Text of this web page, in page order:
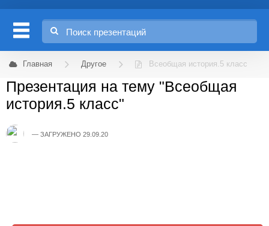
Главная Другое Всеобщая история.5 класс
Презентация на тему "Всеобщая
история.5 класс"
ЗАГРУЖЕНО 29.09.20